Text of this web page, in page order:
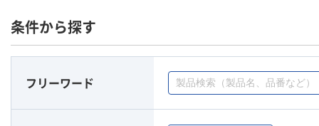
条件から探す
フリーワード